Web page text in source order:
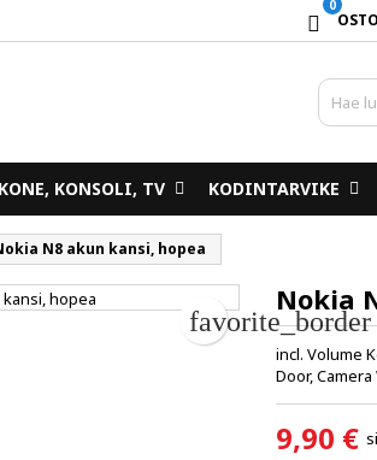
0
KONSOLI, TV KODINTARVIKE
N8 akun kansi, hopea
Nokia
incl. Volume
Door,
9,90 €
favorite_border
×
×
Peruuta
×